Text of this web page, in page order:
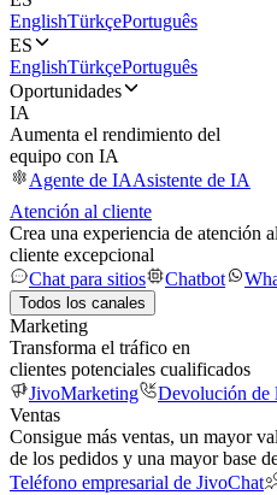
EnglishTürkçePortuguês
ES
EnglishTürkçePortuguês
Oportunidades
IA
Aumenta el rendimiento del
equipo con IA
Agente de IAAsistente de IA
Atención al cliente
Crea una experiencia de atención al
cliente excepcional
Chat para sitios
Chatbot
Todos los canales
Marketing
Transforma el tráfico en
clientes potenciales cualificados
JivoMarketing
Devolución de
Ventas
Consigue más ventas, un mayor
de los pedidos y una mayor base
Teléfono empresarial de JivoChat